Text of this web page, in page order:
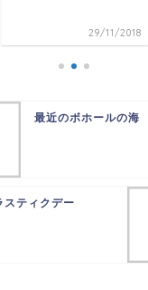
29/11/2018
最近のボホールの海
スティクデー